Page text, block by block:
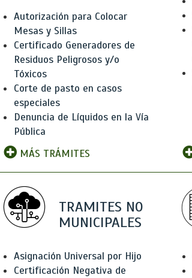
Autorización para Colocar
Mesas y Sillas
Certificado Generadores de
Residuos Peligrosos y/o
Tóxicos
Corte de pasto en casos
especiales
Denuncia de Líquidos en la Vía
Pública
MÁS TRÁMITES
TRAMITES NO
MUNICIPALES
Asignación Universal por Hijo
Certificación Negativa de